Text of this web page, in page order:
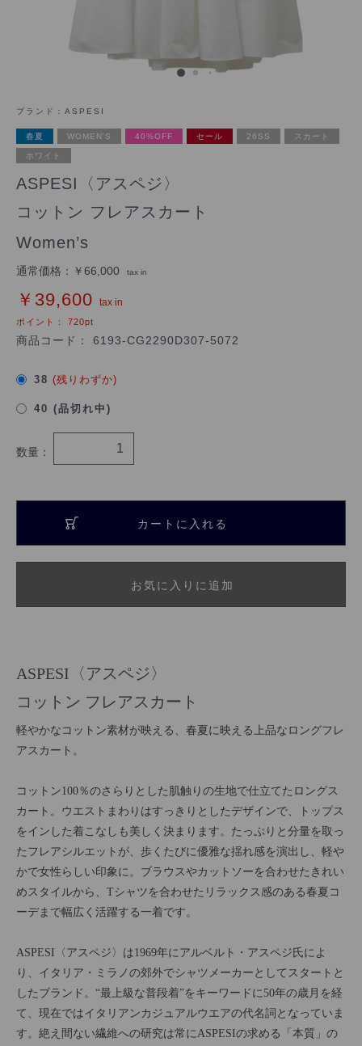
ブランド： ASPESI
春夏 WOMEN'S 40%OFF セール 26SS スカート
ホワイト
ASPESI〈アスペジ〉
コットン フレアスカート
Women’s
通常価格： ￥66,000 tax in
￥39,600 tax in
ポイント： 720pt
商品コード： 6193-CG2290D307-5072
38 (残りわずか)
40 (品切れ中)
数量：
カートに入れる
お気に入りに追加
ASPESI〈アスペジ〉
コットン フレアスカート
軽やかなコットン素材が映える、春夏に映える上品なロングフレ
アスカート。
コットン100％のさらりとした肌触りの生地で仕立てたロングス
カート。ウエストまわりはすっきりとしたデザインで、トップス
をインした着こなしも美しく決まります。たっぷりと分量を取っ
たフレアシルエットが、歩くたびに優雅な揺れ感を演出し、軽や
かで女性らしい印象に。ブラウスやカットソーを合わせたきれい
めスタイルから、Tシャツを合わせたリラックス感のある春夏コ
ーデまで幅広く活躍する一着です。
ASPESI〈アスペジ〉は1969年にアルベルト・アスペジ氏によ
り、イタリア・ミラノの郊外でシャツメーカーとしてスタートと
したブランド。“最上級な普段着”をキーワードに50年の歳月を経
て、現在ではイタリアンカジュアルウエアの代名詞となっていま
す。絶え間ない繊維への研究は常にASPESIの求める「本質」の